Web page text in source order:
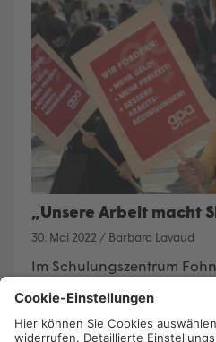
„Unsere Arbeit macht
30. Mai 2022 / Barbara Lavaud
Im Schulungszentrum
Betriebsratsvorsitzende
das Unternehmen auf die